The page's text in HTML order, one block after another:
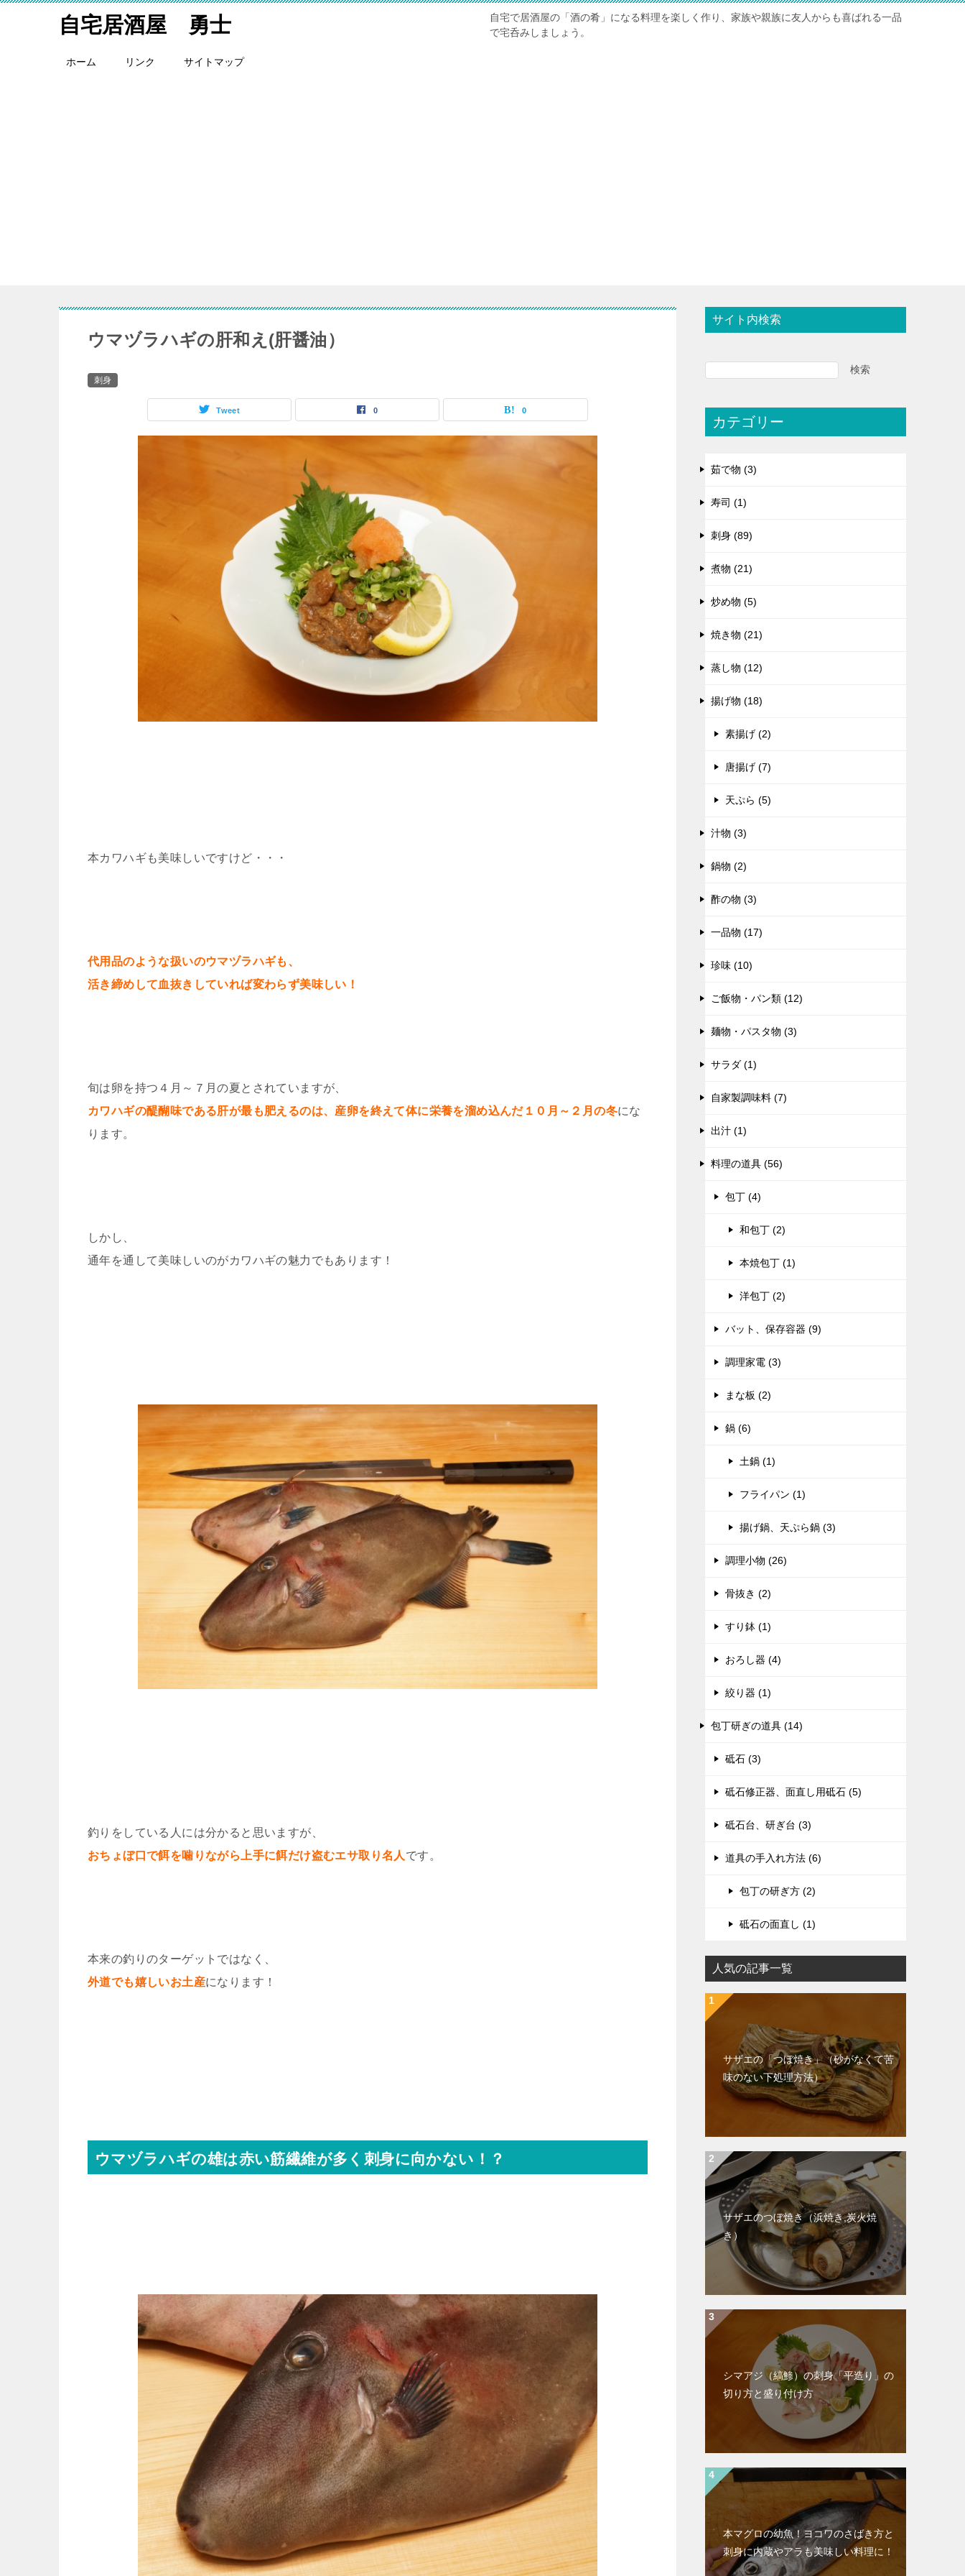
自宅居酒屋 勇士
自宅で居酒屋の「酒の肴」になる料理を楽しく作り、家族や親族に友人からも喜ばれる一品
で宅呑みしましょう。
ホーム リンク サイトマップ
ウマヅラハギの肝和え(肝醤油）
刺身
Tweet 0 0
本カワハギも美味しいですけど・・・
代用品のような扱いのウマヅラハギも、
活き締めして血抜きしていれば変わらず美味しい！
旬は卵を持つ４月～７月の夏とされていますが、
カワハギの醍醐味である肝が最も肥えるのは、産卵を終えて体に栄養を溜め込んだ１０月～２月の冬にな
ります。
しかし、
通年を通して美味しいのがカワハギの魅力でもあります！
釣りをしている人には分かると思いますが、
おちょぼ口で餌を噛りながら上手に餌だけ盗むエサ取り名人 です。
本来の釣りのターゲットではなく、
外道でも嬉しいお土産になります！
ウマヅラハギの雄は赤い筋繊維が多く刺身に向かない！？
サイト内検索
検索
カテゴリー
茹で物 (3)
寿司 (1)
刺身 (89)
煮物 (21)
炒め物 (5)
焼き物 (21)
蒸し物 (12)
揚げ物 (18)
素揚げ (2)
唐揚げ (7)
天ぷら (5)
汁物 (3)
鍋物 (2)
酢の物 (3)
一品物 (17)
珍味 (10)
ご飯物・パン類 (12)
麺物・パスタ物 (3)
サラダ (1)
自家製調味料 (7)
出汁 (1)
料理の道具 (56)
包丁 (4)
和包丁 (2)
本焼包丁 (1)
洋包丁 (2)
バット、保存容器 (9)
調理家電 (3)
まな板 (2)
鍋 (6)
土鍋 (1)
フライパン (1)
揚げ鍋、天ぷら鍋 (3)
調理小物 (26)
骨抜き (2)
すり鉢 (1)
おろし器 (4)
絞り器 (1)
包丁研ぎの道具 (14)
砥石 (3)
砥石修正器、面直し用砥石 (5)
砥石台、研ぎ台 (3)
道具の手入れ方法 (6)
包丁の研ぎ方 (2)
砥石の面直し (1)
人気の記事一覧
サザエの「つぼ焼き」（砂がなくて苦
味のない下処理方法）
サザエのつぼ焼き（浜焼き,炭火焼
き）
シマアジ（縞鯵）の刺身「平造り」の
切り方と盛り付け方
本マグロの幼魚！ヨコワのさばき方と
刺身に内蔵やアラも美味しい料理に！